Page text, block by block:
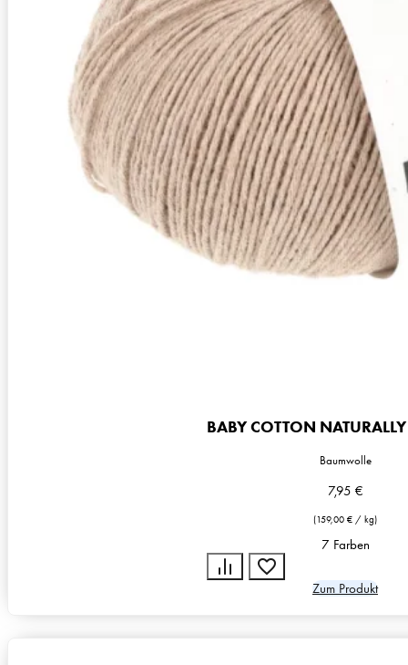
Zusammensetzung
100% Baumwolle
Lauflänge
~180m / 50g
Nadelstärke
Ø 2,5-3 mm
Garnstärke
Sport
Maschenprobe
25 M x 34 R
BABY COTTON
Baumwolle
7,95 €
(159,00 € / kg)
7 Farben
Zum Produkt